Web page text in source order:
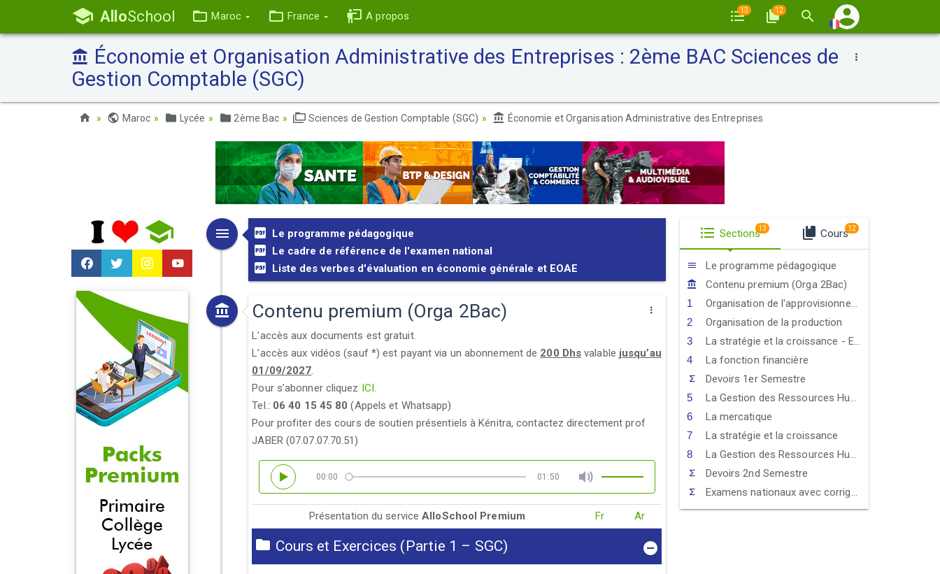
AlloSchool Maroc France A propos 13 12
Économie et Organisation Administrative des Entreprises : 2ème BAC Sciences de
Gestion Comptable (SGC)
Maroc Lycée 2ème Bac Sciences de Gestion Comptable (SGC) Économie et Organisation Administrative des Entreprises
Le programme pédagogique
Le cadre de référence de l'examen national
Liste des verbes d'évaluation en économie générale et EOAE
Contenu premium (Orga 2Bac)
L’accès aux documents est gratuit.
L’accès aux vidéos (sauf *) est payant via un abonnement de 200 Dhs valable jusqu’au
01/09/2027.
Pour s’abonner cliquez ICI.
Tel.: 06 40 15 45 80 (Appels et Whatsapp)
Pour profiter des cours de soutien présentiels à Kénitra, contactez directement prof
JABER (07.07.07.70.51)
00:00 01:50
Présentation du serviceAlloSchool Premium Fr Ar
Cours et Exercices (Partie 1 – SGC)
Sections13 Cours12
Le programme pédagogique
Contenu premium (Orga 2Bac)
Organisation de l'approvisionnement
Organisation de la production
La stratégie et la croissance - Exercices
La fonction financière
Devoirs 1er Semestre
La Gestion des Ressources Humaines (GRH) - Exercices
La mercatique
La stratégie et la croissance
La Gestion des Ressources Humaines (GRH)
Devoirs 2nd Semestre
Examens nationaux avec corrigés